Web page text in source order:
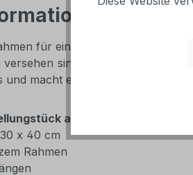
für ein Bild zu finden, ist
versehen sind. Ob schlichter
und macht es zu einem
aus dem MondiArt
x 40 cm
Rahmen